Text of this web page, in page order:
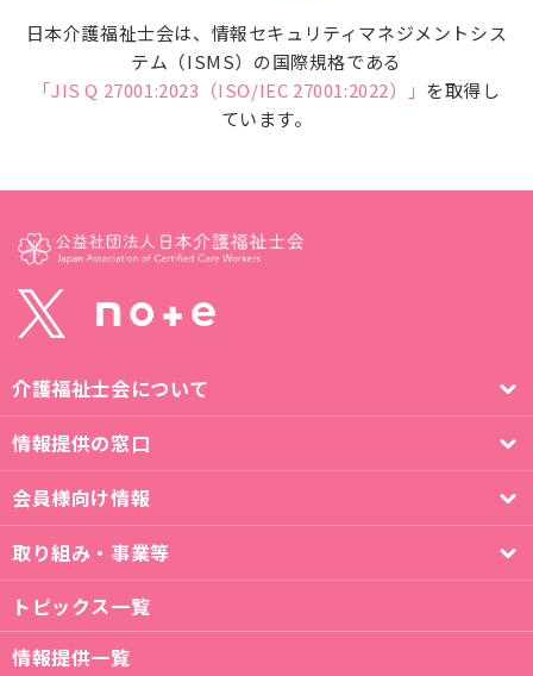
日本介護福祉士会は、情報セキュリティマネジメントシス
テム（ISMS）の国際規格である
「JIS Q 27001:2023（ISO/IEC 27001:2022）」 を取得し
ています。
介護福祉士会について
情報提供の窓口
会員様向け情報
取り組み・事業等
トピックス一覧
情報提供一覧